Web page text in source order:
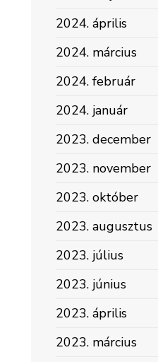
2024. április
2024. március
2024. február
2024. január
2023. december
2023. november
2023. október
2023. augusztus
2023. július
2023. június
2023. április
2023. március